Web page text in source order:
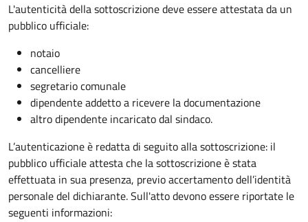
L'autenticità della sottoscrizione deve essere attestata da un
pubblico ufficiale:
notaio
cancelliere
segretario comunale
dipendente addetto a ricevere la documentazione
altro dipendente incaricato dal sindaco.
L’autenticazione è redatta di seguito alla sottoscrizione: il
pubblico ufficiale attesta che la sottoscrizione è stata
effettuata in sua presenza, previo accertamento dell’identità
personale del dichiarante. Sull'atto devono essere riportate le
seguenti informazioni: